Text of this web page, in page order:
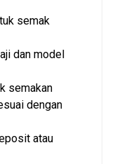
semak
dan model
semakan
dengan
atau